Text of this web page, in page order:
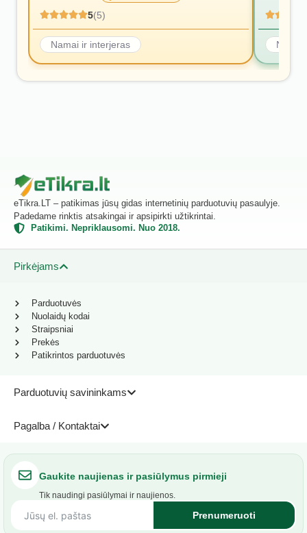
5(5)
Namai ir interjeras
eTikra.LT – patikimas jūsų gidas internetinių parduotuvių pasaulyje.
Padedame rinktis atsakingai ir apsipirkti užtikrintai.
Patikimi. Nepriklausomi. Nuo 2018.
Pirkėjams
Parduotuvių savininkams
Pagalba / Kontaktai
Parduotuvės
Nuolaidų kodai
Straipsniai
Prekės
Patikrintos parduotuvės
Gaukite naujienas ir pasiūlymus pirmieji
Tik naudingi pasiūlymai ir naujienos.
Prenumeruoti